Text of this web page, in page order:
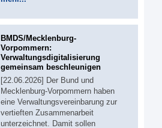
BMDS/Mecklenburg-
Vorpommern:
Verwaltungsdigitalisierung
gemeinsam beschleunigen
[22.06.2026] Der Bund und
Mecklenburg-Vorpommern haben
eine Verwaltungsvereinbarung zur
vertieften Zusammenarbeit
unterzeichnet. Damit sollen